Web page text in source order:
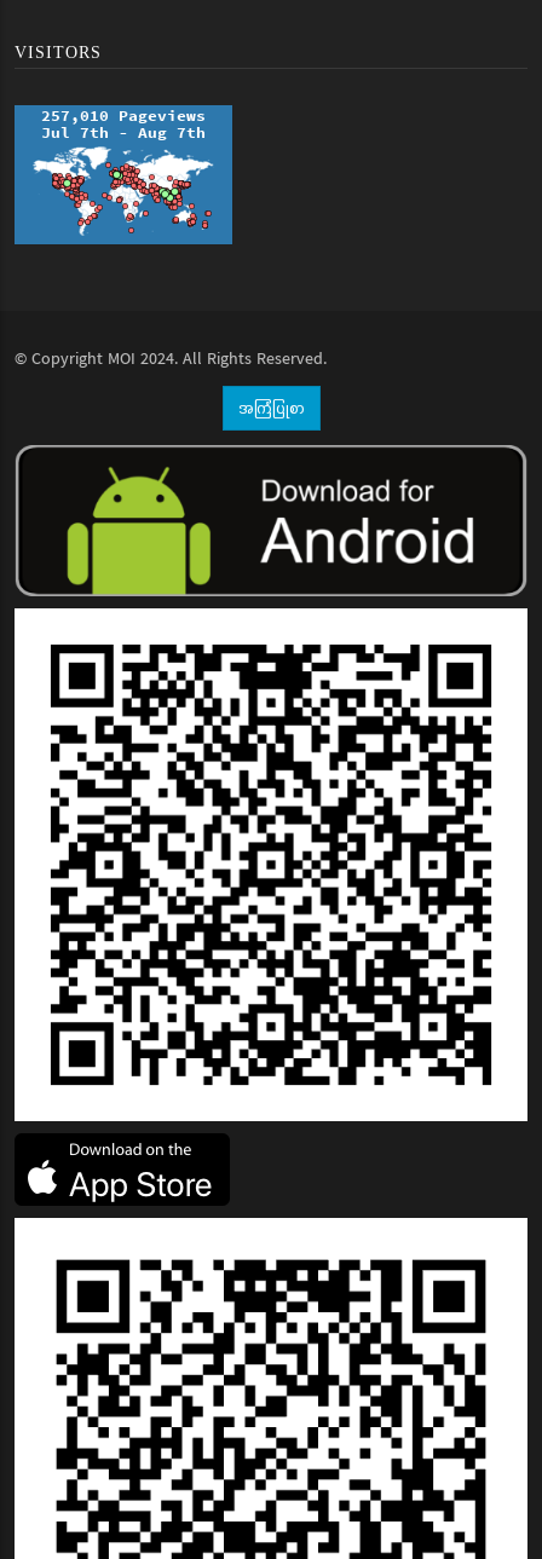
VISITORS
© Copyright MOI 2024. All Rights Reserved.
အကြံပြုစာ